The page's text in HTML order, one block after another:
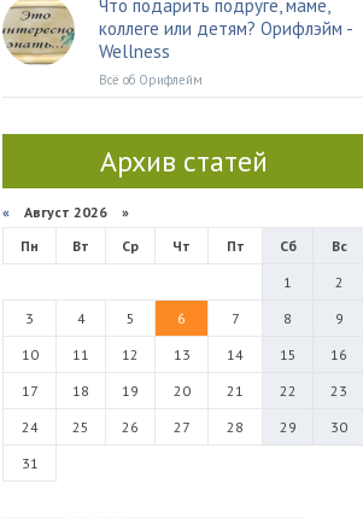
Что подарить подруге, маме,
коллеге или детям? Орифлэйм -
Wellness
Всё об Орифлейм
Архив статей
« Август 2026 »
Пн
Вт Ср Чт Пт Сб
Вс
1
2
3
4 5 6 7 8
9
10
11 12 13 14 15
16
17
18 19 20 21 22
23
24
25 26 27 28 29
30
31